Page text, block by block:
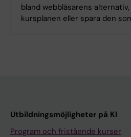
bland webbläsarens
kursplanen eller spara den
Utbildningsmöjligheter på KI
Program och fristående kurser